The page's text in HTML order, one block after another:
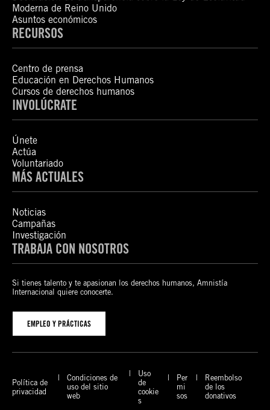
Moderna de Reino Unido
Asuntos económicos
RECURSOS
Centro de prensa
Educación en Derechos Humanos
Cursos de derechos humanos
INVOLÚCRATE
Únete
Actúa
Voluntariado
MÁS ACTUALES
Noticias
Campañas
Investigación
TRABAJA CON NOSOTROS
Si tienes talento y te apasionan los derechos humanos, Amnistía
Internacional quiere conocerte.
EMPLEO Y PRÁCTICAS
Política de
privacidad
Condiciones de
uso del sitio
web
Uso
de
cookie
s
Per
mi
sos
Reembolso
de los
donativos